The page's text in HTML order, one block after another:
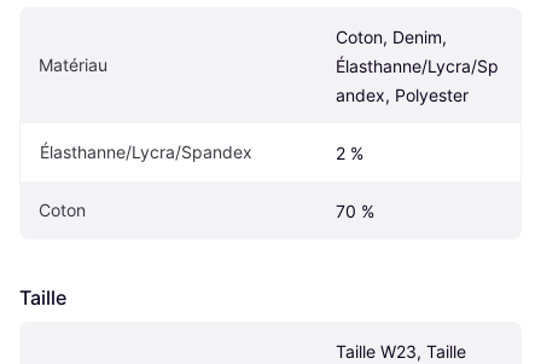
Matériau
Coton, Denim,
Élasthanne/Lycra/Sp
andex, Polyester
Élasthanne/Lycra/Spandex 2 %
Coton 70 %
Taille
Taille W23, Taille